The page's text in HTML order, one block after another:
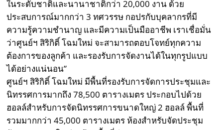
ในระดับชาติและนานาชาติกว่า 20,000 งาน ด้วย
ประสบการณ์มากกว่า 3 ทศวรรษ กอปรกับบุคลากรที่มี
ความรู้ความชำนาญ และมีความเป็นมืออาชีพ เราเชื่อมั่น
ว่าศูนย์ฯ สิริกิติ์ โฉมใหม่ จะสามารถตอบโจทย์ทุกความ
ต้องการของลูกค้า และรองรับการจัดงานได้ในทุกรูปแบบ
ได้อย่างแน่นอน”
ศูนย์ฯ สิริกิติ์ โฉมใหม่ มีพื้นที่รองรับการจัดการประชุมและ
นิทรรศการมากถึง 78,500 ตารางเมตร ประกอบไปด้วย
ฮอลล์สำหรับการจัดนิทรรศการขนาดใหญ่ 2 ฮอลล์ พื้นที่
รวมมากกว่า 45,000 ตารางเมตร ห้องสำหรับจัดประชุม